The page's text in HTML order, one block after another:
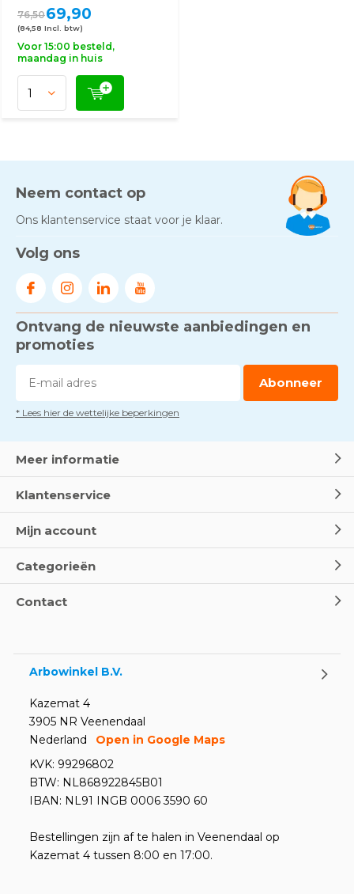
76,5069,90
(84,58 Incl. btw)
Voor 15:00 besteld,
maandag in huis
Neem contact op
Ons klantenservice staat voor je klaar.
Volg ons
Ontvang de nieuwste aanbiedingen en
promoties
Abonneer
* Lees hier de wettelijke beperkingen
Meer informatie
Klantenservice
Mijn account
Categorieën
Contact
Arbowinkel B.V.
Kazemat 4
3905 NR Veenendaal
Nederland
Open in Google Maps
KVK: 99296802
BTW: NL868922845B01
IBAN: NL91 INGB 0006 3590 60
Bestellingen zijn af te halen in Veenendaal op
Kazemat 4 tussen 8:00 en 17:00.